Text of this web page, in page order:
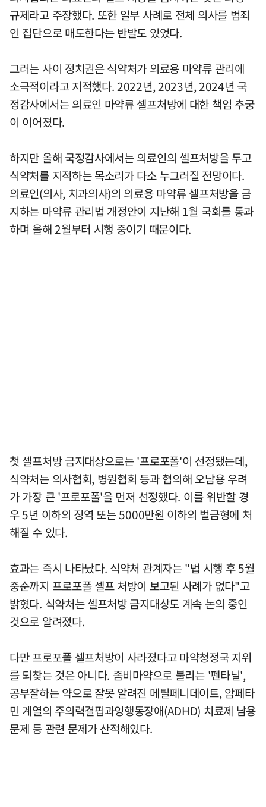
규제라고 주장했다. 또한 일부 사례로 전체 의사를 범죄
인 집단으로 매도한다는 반발도 있었다.
그러는 사이 정치권은 식약처가 의료용 마약류 관리에
소극적이라고 지적했다. 2022년, 2023년, 2024년 국
정감사에서는 의료인 마약류 셀프처방에 대한 책임 추궁
이 이어졌다.
하지만 올해 국정감사에서는 의료인의 셀프처방을 두고
식약처를 지적하는 목소리가 다소 누그러질 전망이다.
의료인(의사, 치과의사)의 의료용 마약류 셀프처방을 금
지하는 마약류 관리법 개정안이 지난해 1월 국회를 통과
하며 올해 2월부터 시행 중이기 때문이다.
첫 셀프처방 금지대상으로는 '프로포폴'이 선정됐는데,
식약처는 의사협회, 병원협회 등과 협의해 오남용 우려
가 가장 큰 '프로포폴'을 먼저 선정했다. 이를 위반할 경
우 5년 이하의 징역 또는 5000만원 이하의 벌금형에 처
해질 수 있다.
효과는 즉시 나타났다. 식약처 관계자는 "법 시행 후 5월
중순까지 프로포폴 셀프 처방이 보고된 사례가 없다"고
밝혔다. 식약처는 셀프처방 금지대상도 계속 논의 중인
것으로 알려졌다.
다만 프로포폴 셀프처방이 사라졌다고 마약청정국 지위
를 되찾는 것은 아니다. 좀비마약으로 불리는 '펜타닐',
공부잘하는 약으로 잘못 알려진 메틸페니데이트, 암페타
민 계열의 주의력결핍과잉행동장애(ADHD) 치료제 남용
문제 등 관련 문제가 산적해있다.